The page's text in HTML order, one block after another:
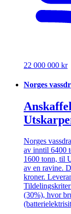
22 000 000 kr
Norges
Norges
av inntil 6400
1600 tonn, til
av en ravine.
kroner.
(30%), hvor